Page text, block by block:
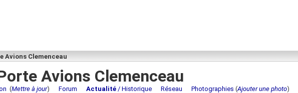
Avions Clemenceau
Avions Clemenceau
(Mettre à jour) Forum Actualité / Historique Réseau Photographies (Ajouter une photo)